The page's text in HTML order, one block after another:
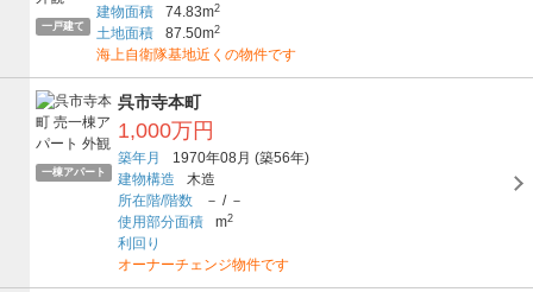
一戸建て
建物面積
74.83m2
土地面積 87.50m2
海上自衛隊基地近くの物件です
一棟アパート
呉市寺本町
1,000万円
築年月 1970年08月 (築56年)
建物構造
木造
所在階/階数
－ /－
使用部分面積
m2
利回り
オーナーチェンジ物件です